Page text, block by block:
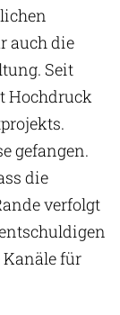
auch die
Seit
Hochdruck
gefangen.
die
verfolgt
für